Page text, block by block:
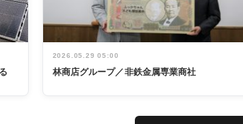
2026.05.29 05:00
林商店グループ／非鉄金属専業商社